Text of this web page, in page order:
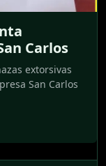
Carlos
extorsivas
San Carlos